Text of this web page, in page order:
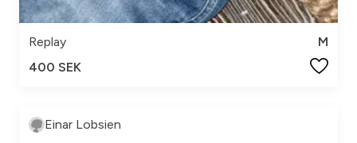
Replay
M
400 SEK
Einar Lobsien